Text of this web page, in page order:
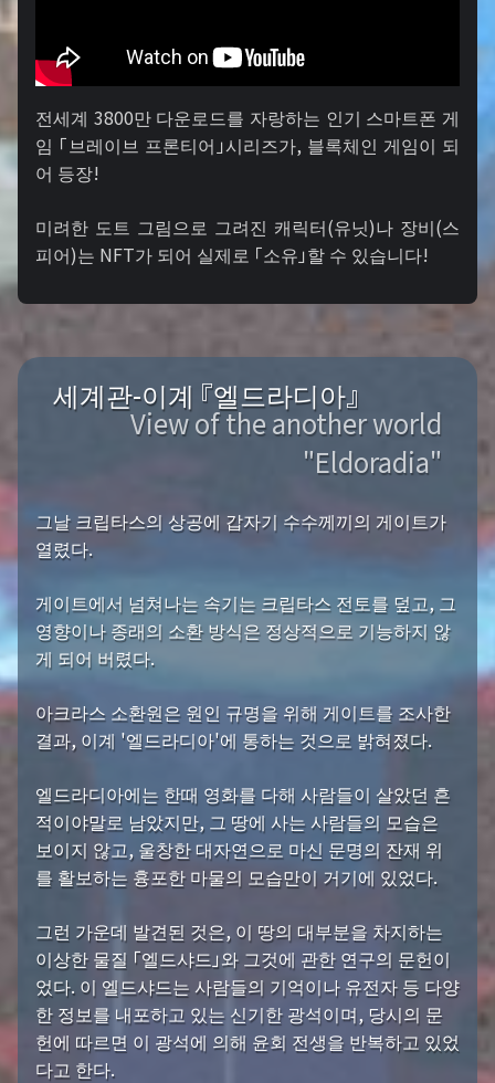
전세계 3800만 다운로드를 자랑하는 인기 스마트폰 게
임 「브레이브 프론티어」시리즈가, 블록체인 게임이 되
어 등장!
미려한 도트 그림으로 그려진 캐릭터(유닛)나 장비(스
피어)는 NFT가 되어 실제로 「소유」할 수 있습니다!
세계관-이계 『엘드라디아』
View of the another world
"Eldoradia"
그날 크립타스의 상공에 갑자기 수수께끼의 게이트가
열렸다.
게이트에서 넘쳐나는 속기는 크립타스 전토를 덮고, 그
영향이나 종래의 소환 방식은 정상적으로 기능하지 않
게 되어 버렸다.
아크라스 소환원은 원인 규명을 위해 게이트를 조사한
결과, 이계 '엘드라디아'에 통하는 것으로 밝혀졌다.
엘드라디아에는 한때 영화를 다해 사람들이 살았던 흔
적이야말로 남았지만, 그 땅에 사는 사람들의 모습은
보이지 않고, 울창한 대자연으로 마신 문명의 잔재 위
를 활보하는 흉포한 마물의 모습만이 거기에 있었다.
그런 가운데 발견된 것은, 이 땅의 대부분을 차지하는
이상한 물질 「엘드샤드」와 그것에 관한 연구의 문헌이
었다. 이 엘드샤드는 사람들의 기억이나 유전자 등 다양
한 정보를 내포하고 있는 신기한 광석이며, 당시의 문
헌에 따르면 이 광석에 의해 윤회 전생을 반복하고 있었
다고 한다.